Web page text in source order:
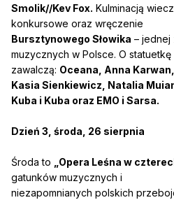
Smolik//Kev Fox. Kulminacją
konkursowe oraz wręczenie
Bursztynowego Słowika – jednej
muzycznych w Polsce. O statuetkę
zawalczą: Oceana, Anna
Kasia Sienkiewicz, Natalia
Kuba i Kuba oraz EMO i Sarsa.
Dzień 3, środa, 26 sierpnia
Środa to „Opera Leśna w
gatunków muzycznych i
niezapomnianych polskich